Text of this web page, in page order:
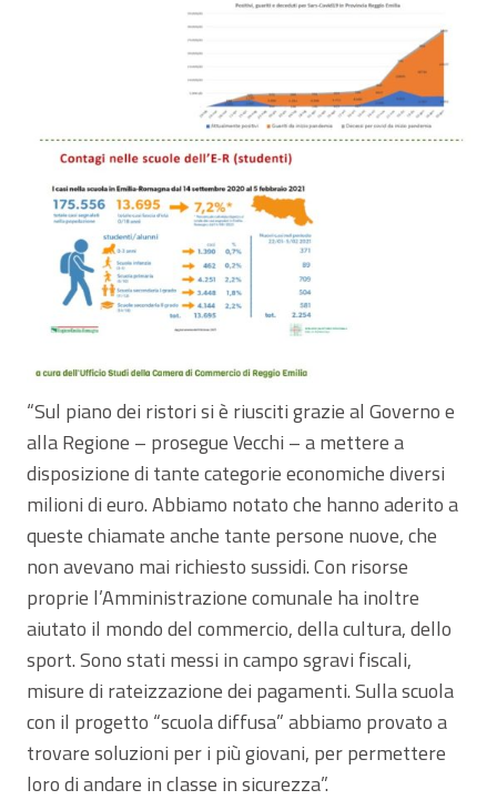
“Sul piano dei ristori si è riusciti grazie al Governo e
alla Regione – prosegue Vecchi – a mettere a
disposizione di tante categorie economiche diversi
milioni di euro. Abbiamo notato che hanno aderito a
queste chiamate anche tante persone nuove, che
non avevano mai richiesto sussidi. Con risorse
proprie l’Amministrazione comunale ha inoltre
aiutato il mondo del commercio, della cultura, dello
sport. Sono stati messi in campo sgravi fiscali,
misure di rateizzazione dei pagamenti. Sulla scuola
con il progetto “scuola diffusa” abbiamo provato a
trovare soluzioni per i più giovani, per permettere
loro di andare in classe in sicurezza”.